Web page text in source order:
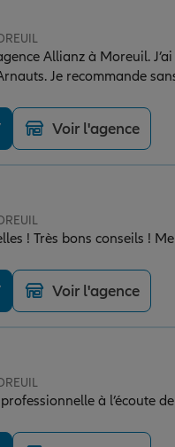
Allianz à Moreuil.
Je recommande
Voir l'agence
! Très bons conseils !
Voir l'agence
à l’écoute